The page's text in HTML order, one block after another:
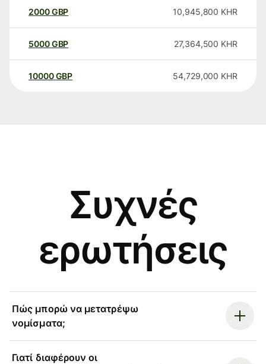
2000GBP 10,945,800 KHR
5000GBP 27,364,500 KHR
10000 GBP 54,729,000 KHR
Συχνές
ερωτήσεις
Πώς μπορώ να μετατρέψω
νομίσματα;
Γιατί διαφέρουν οι